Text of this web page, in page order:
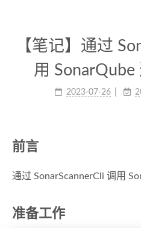
【笔记】通过
用 SonarQube
2023-07-26
前言
通过 SonarScannerCli 调用
准备工作